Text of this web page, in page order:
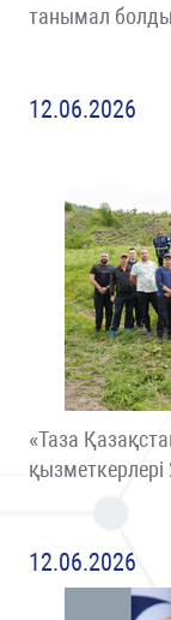
танымал болды
12.06.2026
«Таза
12.06.2026